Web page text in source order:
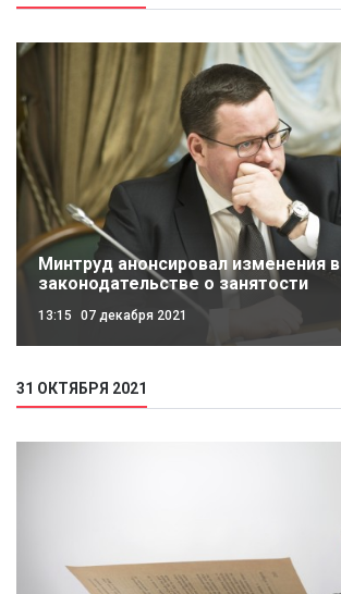
Минтруд анонсировал изменения в
законодательстве о занятости
13:15 07 декабря 2021
31 ОКТЯБРЯ 2021